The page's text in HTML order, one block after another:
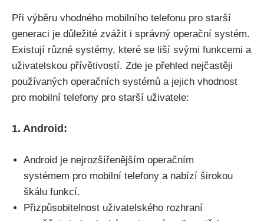
Při výběru vhodného mobilního telefonu pro starší
generaci je důležité zvážit i správný operační systém.
Existují různé systémy, které se liší svými funkcemi a
uživatelskou přívětivostí. Zde je přehled nejčastěji
používaných operačních systémů a jejich vhodnost
pro mobilní telefony pro starší uživatele:
1. Android:
Android je nejrozšířenějším operačním
systémem pro mobilní telefony a nabízí širokou
škálu funkcí.
Přizpůsobitelnost uživatelského rozhraní